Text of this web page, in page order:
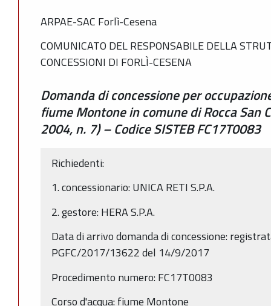
ARPAE-SAC Forlì-Cesena
COMUNICATO DEL RESPONSABILE DELLA
CONCESSIONI DI FORLÌ-CESENA
Domanda di concessione per
fiume Montone in comune di Rocca San
2004, n. 7) – Codice SISTEB FC17T0083
Richiedenti:
1. concessionario: UNICA RETI S.P.A.
2. gestore: HERA S.P.A.
Data di arrivo domanda di concessione:
PGFC/2017/13622 del 14/9/2017
Procedimento numero: FC17T0083
Corso d'acqua: fiume Montone